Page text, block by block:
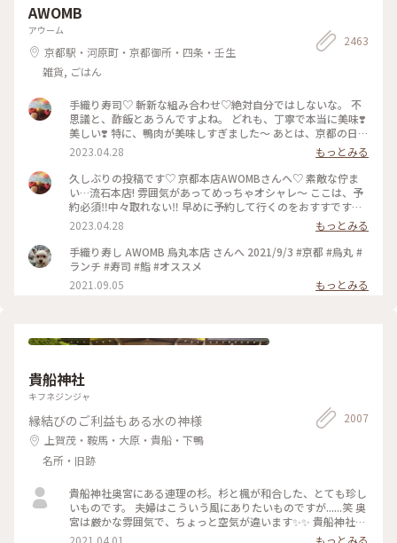
AWOMB
アウーム
京都駅・河原町・京都御所・四条・壬生
雑貨, ごはん
2463
手織り寿司♡ 斬新な組み合わせ♡絶対自分ではしないな。 不
思議と、酢飯とあうんですよね。 どれも、丁寧で本当に美味❣️
美しい❣️ 特に、鴨肉が美味しすぎました〜 あとは、京都の日本
酒🍶♡ 素敵時間でした〜 #わたしのことりっぷ旅 #AWOMB #
京都 #烏丸本店 #手織り寿司
2023.04.28
もっとみる
久しぶりの投稿です♡ 京都本店AWOMBさんへ♡ 素敵な佇ま
い…流石本店! 雰囲気があってめっちゃオシャレ〜 ここは、予
約必須‼︎中々取れない‼︎ 早めに予約して行くのをおすすです♡
GW人すごそうですね… #京都 #AWOMB #烏丸本店 #手織り寿
司
2023.04.28
もっとみる
手織り寿し AWOMB 烏丸本店 さんへ 2021/9/3 #京都 #烏丸 #
ランチ #寿司 #鮨 #オススメ
2021.09.05
もっとみる
貴船神社
キフネジンジャ
縁結びのご利益もある水の神様
上賀茂・鞍馬・大原・貴船・下鴨
名所・旧跡
2007
貴船神社奥宮にある連理の杉。杉と楓が和合した、とても珍し
いものです。 夫婦はこういう風にありたいものですが......笑 奥
宮は厳かな雰囲気で、ちょっと空気が違います✨✨ 貴船神社ま
で行かれたら、是非行ってみてほしいです。
2021.04.01
もっとみる